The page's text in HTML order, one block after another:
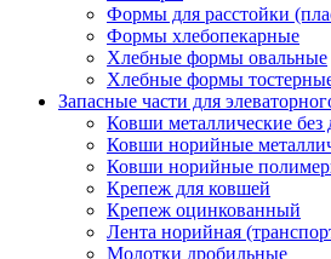
Формы для расстойки
Формы хлебопекарные
Хлебные формы овальные
Хлебные формы
Запасные части для
Ковши металлические без
Ковши норийные
Ковши норийные
Крепеж для ковшей
Крепеж оцинкованный
Лента норийная
Молотки дробильные